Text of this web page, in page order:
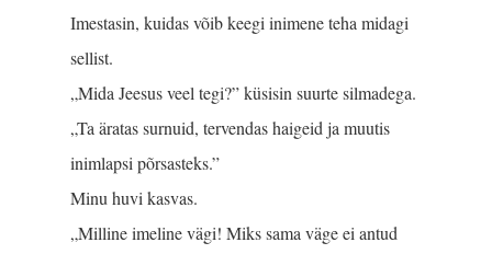
Imestasin, kuidas võib keegi inimene teha midagi
sellist.
„Mida Jeesus veel tegi?” küsisin suurte silmadega.
„Ta äratas surnuid, tervendas haigeid ja muutis
inimlapsi põrsasteks.”
Minu huvi kasvas.
„Milline imeline vägi! Miks sama väge ei antud